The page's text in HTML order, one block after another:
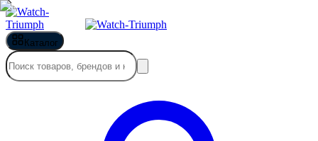
Каталог